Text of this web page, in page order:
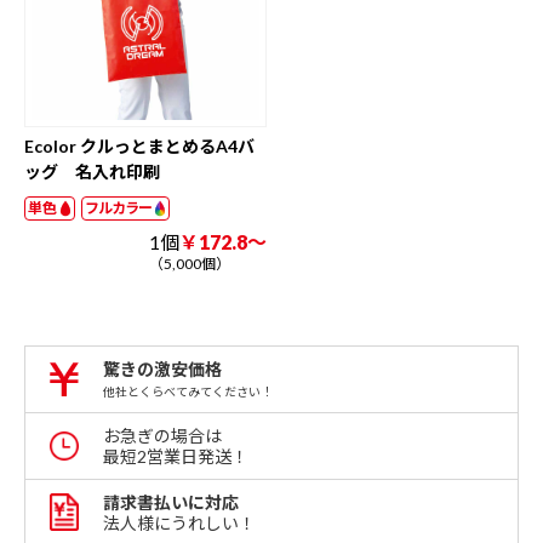
Ecolor クルっとまとめるA4バ
ッグ 名入れ印刷
単色 フルカラー
1個￥172.8～
（5,000個）
驚きの激安価格
他社とくらべてみてください！
お急ぎの場合は
最短2営業日発送！
請求書払いに対応
法人様にうれしい！